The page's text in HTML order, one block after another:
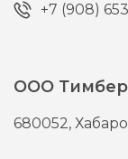
+7 (908)
ООО
680052,